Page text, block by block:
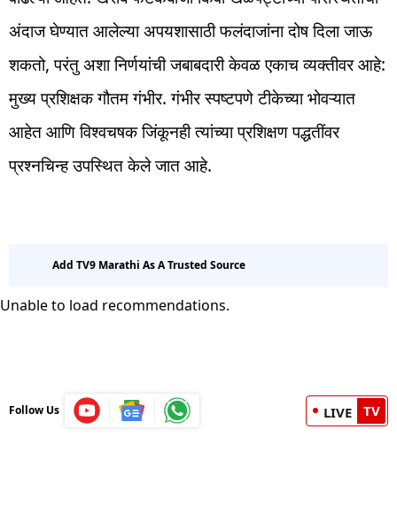
अंदाज घेण्यात आलेल्या अपयशासाठी फलंदाजांना दोष दिला जाऊ
शकतो, परंतु अशा निर्णयांची जबाबदारी केवळ एकाच व्यक्तीवर आहे:
मुख्य प्रशिक्षक गौतम गंभीर. गंभीर स्पष्टपणे टीकेच्या भोवऱ्यात
आहेत आणि विश्वचषक जिंकूनही त्यांच्या प्रशिक्षण पद्धतींवर
प्रश्नचिन्ह उपस्थित केले जात आहे.
Add TV9 Marathi As A Trusted Source
Unable to load recommendations.
Follow Us LIVE TV